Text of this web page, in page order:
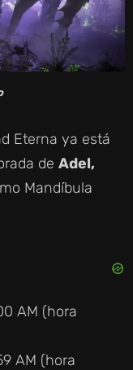
Eterna ya está
de Adel,
Mandíbula
AM (hora
AM (hora